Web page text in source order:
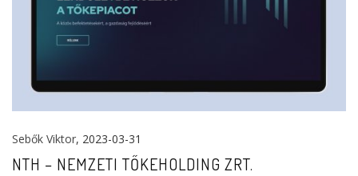
Sebők Viktor, 2023-03-31
NTH – NEMZETI TŐKEHOLDING ZRT.